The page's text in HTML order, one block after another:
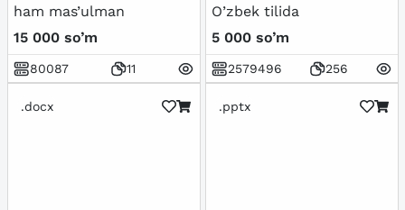
ham mas’ulman
15 000 so’m
80087 11
O’zbek tilida
5 000 so’m
2579496 256
.docx .pptx